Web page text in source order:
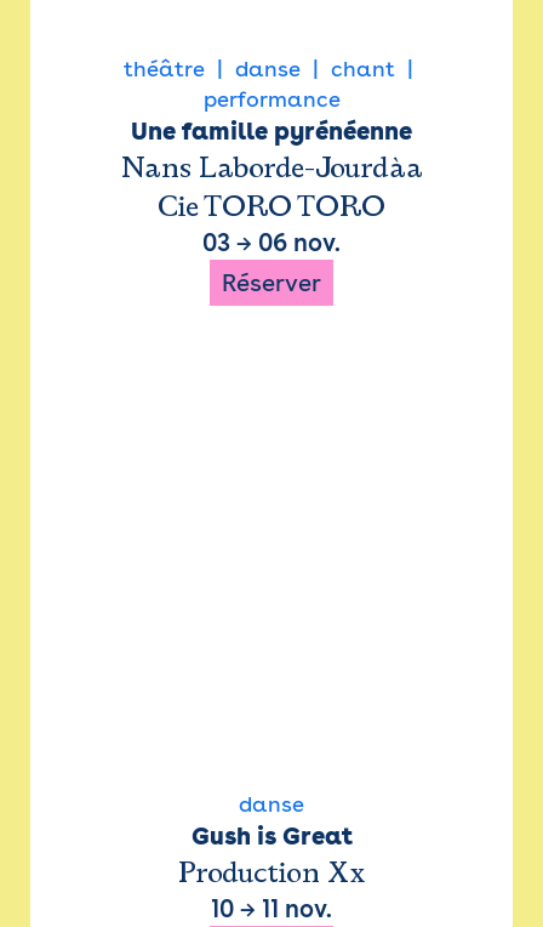
théâtre danse
chant
performance
Une famille pyrénéenne
Nans Laborde-Jourdàa
Cie TORO TORO
03 → 06 nov.
Réserver
danse
Gush is Great
Production Xx
10 → 11 nov.